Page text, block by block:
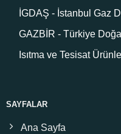
İGDAŞ - İstanbul Gaz
GAZBİR - Türkiye
Isıtma ve Tesisat
SAYFALAR
Ana Sayfa